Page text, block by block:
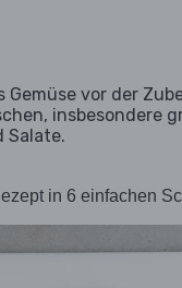
Gemüse vor der
insbesondere
Salate.
in 6 einfachen